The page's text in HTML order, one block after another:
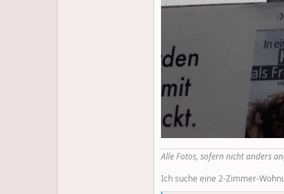
Alle Fotos, sofern nicht anders
Ich suche eine 2-Zimmer-